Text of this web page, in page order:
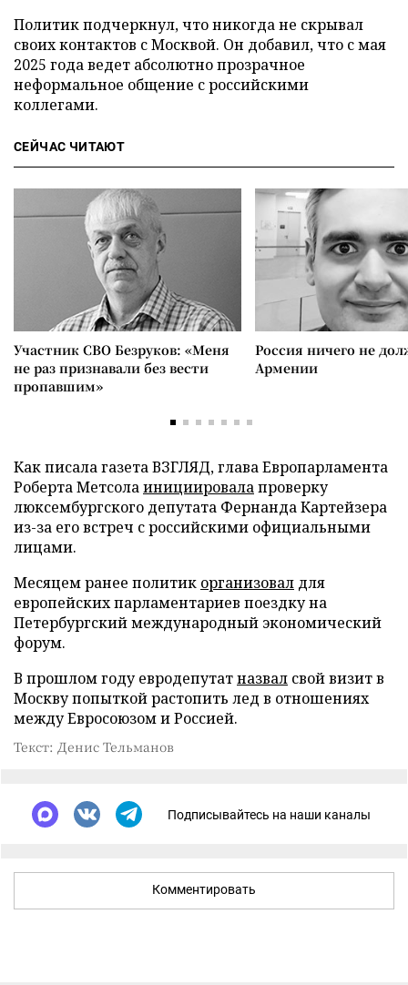
Политик подчеркнул, что никогда не скрывал
своих контактов с Москвой. Он добавил, что с мая
2025 года ведет абсолютно прозрачное
неформальное общение с российскими
коллегами.
СЕЙЧАС ЧИТАЮТ
Участник СВО Безруков: «Меня
не раз признавали без вести
пропавшим»
Россия ничего не
Армении
Как писала газета ВЗГЛЯД, глава Европарламента
Роберта Метсолаинициировалапроверку
люксембургского депутата Фернанда Картейзера
из-за его встреч с российскими официальными
лицами.
Месяцем ранее политик организовал для
европейских парламентариев поездку на
Петербургский международный экономический
форум.
В прошлом году евродепутатназвал свой визит в
Москву попыткой растопить лед в отношениях
между Евросоюзом и Россией.
Текст: Денис Тельманов
Подписывайтесь на наши каналы
Комментировать